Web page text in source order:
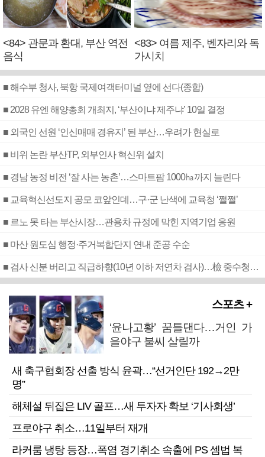
<84> 관문과 환대, 부산 역전
음식
<83> 여름 제주, 벤자리와 독
가시치
■ 해수부 청사, 북항 국제여객터미널 옆에 선다(종합)
■ 2028 유엔 해양총회 개최지, ‘부산이냐 제주냐’ 10일 결정
■ 외국인 선원 ‘인신매매 경유지’ 된 부산…우려가 현실로
■ 비위 논란 부산TP, 외부인사 혁신위 설치
■ 경남 농정 비전 ‘잘 사는 농촌’…스마트팜 1000㏊까지 늘린다
■ 교육혁신선도지 공모 코앞인데…구·군 난색에 교육청 ‘쩔쩔’
■ 르노 못 타는 부산시장…관용차 규정에 막힌 지역기업 응원
■ 마산 원도심 행정·주거복합단지 연내 준공 수순
■ 검사 신분 버리고 직급하향(10년 이하 저연차 검사)…檢 중수청행 기피
스포츠 +
‘윤나고황’ 꿈틀댄다…거인 가
을야구 불씨 살릴까
새 축구협회장 선출 방식 윤곽…“선거인단 192→2만
명”
해체설 뒤집은 LIV 골프…새 투자자 확보 ‘기사회생’
프로야구 취소…11일부터 재개
라커룸 냉탕 등장…폭염 경기취소 속출에 PS 셈법 복